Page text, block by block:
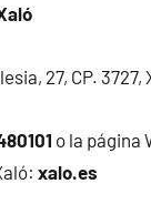
27, CP.
o la página
xalo.es